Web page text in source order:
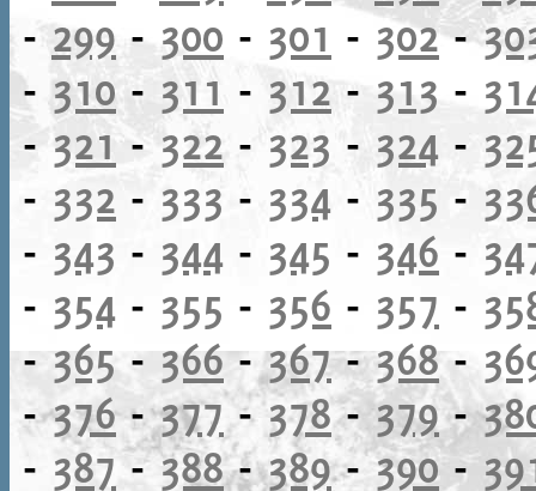
-299 - 300 - 301 - 302-
-310-311 - 312- 313 -
-321 -322 - 323 - 324 -
- 332 - 333 - 334 - 335 -
- 343 - 344 - 345 - 346 -
- 354 - 355 - 356 - 357 -
-365-366-367-368-
-376-377-378-379-
- 387-388-389-390-